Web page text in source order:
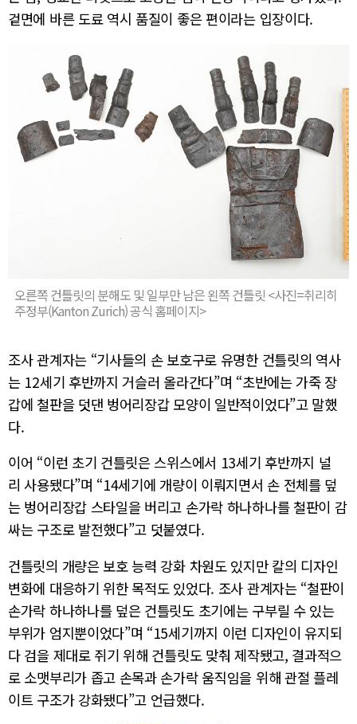
겉면에 바른 도료 역시 품질이 좋은 편이라는 입장이다.
오른쪽 건틀릿의 분해도 및 일부만 남은 왼쪽 건틀릿 <사진=취리히
주정부(Kanton Zurich) 공식 홈페이지>
조사 관계자는 “기사들의 손 보호구로 유명한 건틀릿의 역사
는 12세기 후반까지 거슬러 올라간다”며 “초반에는 가죽 장
갑에 철판을 덧댄 벙어리장갑 모양이 일반적이었다”고 말했
다.
이어 “이런 초기 건틀릿은 스위스에서 13세기 후반까지 널
리 사용됐다”며 “14세기에 개량이 이뤄지면서 손 전체를 덮
는 벙어리장갑 스타일을 버리고 손가락 하나하나를 철판이 감
싸는 구조로 발전했다”고 덧붙였다.
건틀릿의 개량은 보호 능력 강화 차원도 있지만 칼의 디자인
변화에 대응하기 위한 목적도 있었다. 조사 관계자는 “철판이
손가락 하나하나를 덮은 건틀릿도 초기에는 구부릴 수 있는
부위가 엄지뿐이었다”며 “15세기까지 이런 디자인이 유지되
다 검을 제대로 쥐기 위해 건틀릿도 맞춰 제작됐고, 결과적으
로 소맷부리가 좁고 손목과 손가락 움직임을 위해 관절 플레
이트 구조가 강화됐다”고 언급했다.